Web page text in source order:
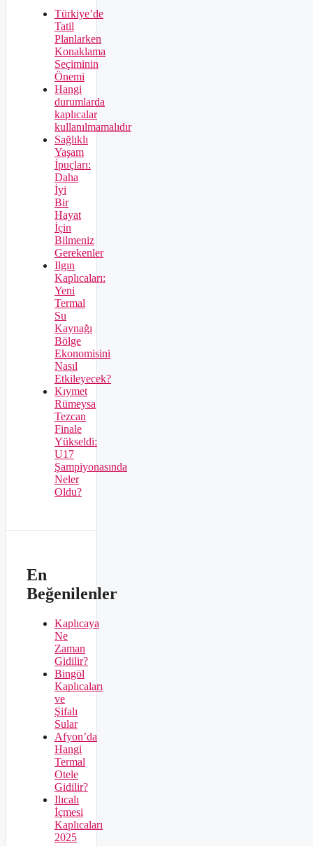
Türkiye’de
Tatil
Planlarken
Konaklama
Seçiminin
Önemi
Hangi
durumlarda
kaplıcalar
kullanılmamalıdır
Sağlıklı
Yaşam
İpuçları:
Daha
İyi
Bir
Hayat
İçin
Bilmeniz
Gerekenler
Ilgın
Kaplıcaları:
Yeni
Termal
Su
Kaynağı
Bölge
Ekonomisini
Nasıl
Etkileyecek?
Kıymet
Rümeysa
Tezcan
Finale
Yükseldi:
U17
Şampiyonasında
Neler
Oldu?
En
Beğenilenler
Kaplıcaya
Ne
Zaman
Gidilir?
Bingöl
Kaplıcaları
ve
Şifalı
Sular
Afyon’da
Hangi
Termal
Otele
Gidilir?
Ilıcalı
İçmesi
Kaplıcaları
2025